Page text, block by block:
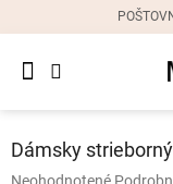
Dámske
Dámsky
Priemerné
Neohodnotené